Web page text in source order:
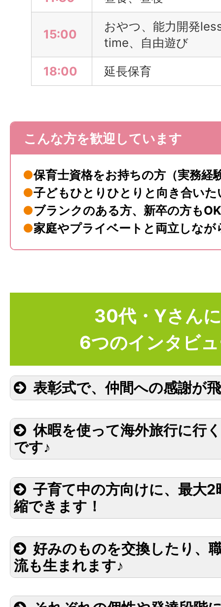
15:00
おやつ、能力開発
time、自由遊び
18:00
延長保育
こんな方を歓迎しています
●保育士資格をお持ちの方（実務経
●子どもひとりひとりと向き合いた
●ブランクのある方、新卒の方もOK
●家庭やプライベートと両立しなが
30代・Yさんに
6つのインタビ
表彰式で、仲間への感謝が
口々に仲
えるんです
休暇を使って海外旅行に行
です♪
海
子育て中の方向けに、最大2
縮できます！
好みのものを交換したり、
流も生まれます♪